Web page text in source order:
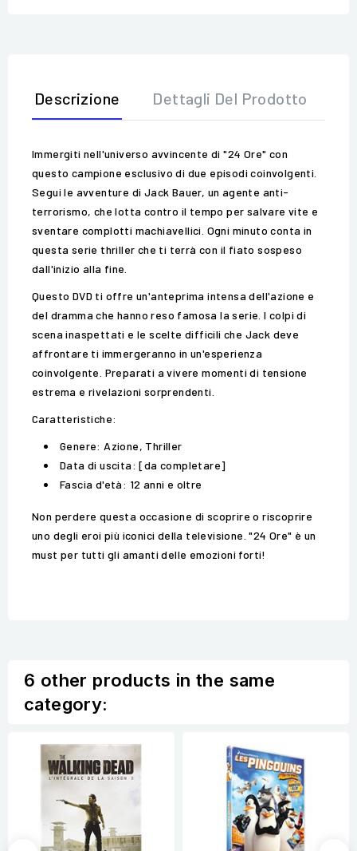
Descrizione Dettagli Del Prodotto
Immergiti nell'universo avvincente di "24 Ore" con
questo campione esclusivo di due episodi coinvolgenti.
Segui le avventure di Jack Bauer, un agente anti-
terrorismo, che lotta contro il tempo per salvare vite e
sventare complotti machiavellici. Ogni minuto conta in
questa serie thriller che ti terrà con il fiato sospeso
dall'inizio alla fine.
Questo DVD ti offre un'anteprima intensa dell'azione e
del dramma che hanno reso famosa la serie. I colpi di
scena inaspettati e le scelte difficili che Jack deve
affrontare ti immergeranno in un'esperienza
coinvolgente. Preparati a vivere momenti di tensione
estrema e rivelazioni sorprendenti.
Caratteristiche:
Genere: Azione, Thriller
Data di uscita: [da completare]
Fascia d'età: 12 anni e oltre
Non perdere questa occasione di scoprire o riscoprire
uno degli eroi più iconici della televisione. "24 Ore" è un
must per tutti gli amanti delle emozioni forti!
6 other products in the same
category: